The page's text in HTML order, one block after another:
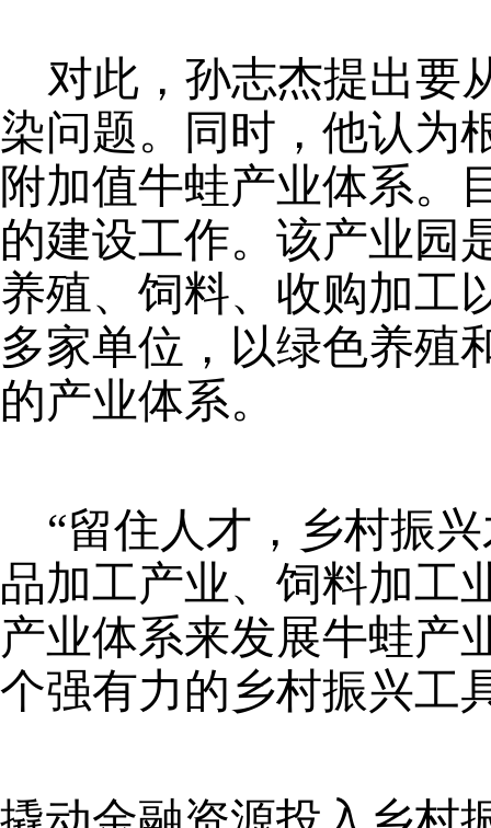
对此，孙志杰提出要
染问题。同时，他认为
附加值牛蛙产业体系。
的建设工作。该产业园
养殖、饲料、收购加工
多家单位，以绿色养殖
的产业体系。
“留住人才，乡村振
品加工产业、饲料加工
产业体系来发展牛蛙产
个强有力的乡村振兴工